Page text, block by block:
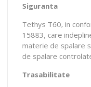
Siguranta
Tethys T60, in
15883, care
materie de spalare
de spalare
Trasabilitate